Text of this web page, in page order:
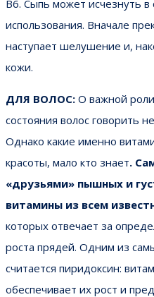
В6. Сыпь может исчезнуть в
использования. Вначале
наступает шелушение и,
кожи.
ДЛЯ ВОЛОС: О важной
состояния волос говорить
Однако какие именно
красоты, мало кто знает.
«друзьями» пышных и
витамины из всем
которых отвечает за
роста прядей. Одним из
считается пиридоксин:
обеспечивает их рост и